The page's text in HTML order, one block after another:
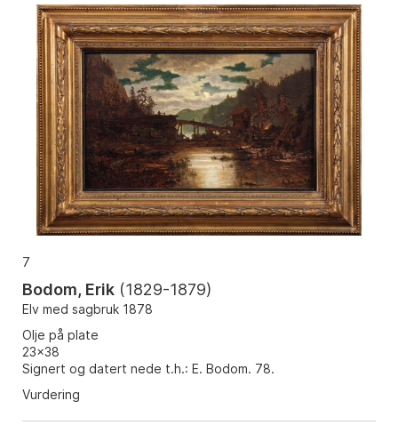
7
Bodom, Erik (1829-1879)
Elv med sagbruk 1878
Olje på plate
23x38
Signert og datert nede t.h.: E. Bodom. 78.
Vurdering